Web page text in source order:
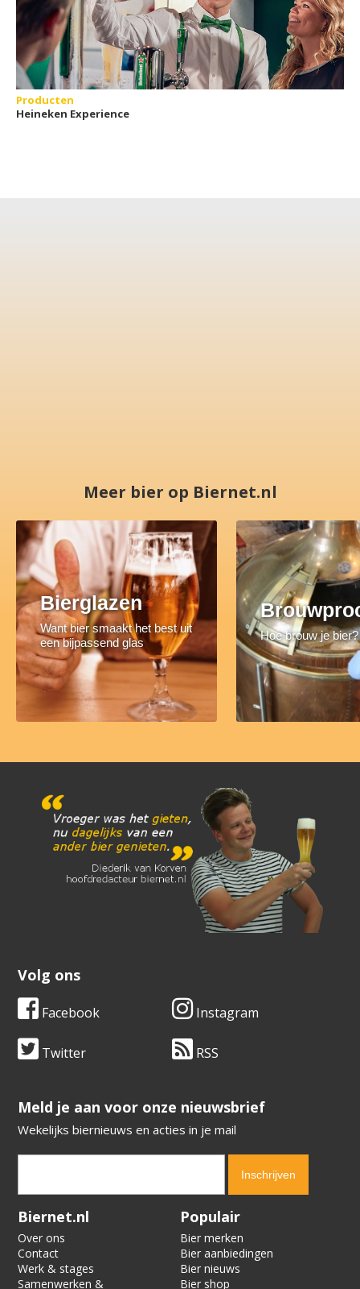
Producten
Heineken Experience
Meer bier op Biernet.nl
Bierglazen
Want bier smaakt het best uit
een bijpassend glas
Hoe brouw je bier?
Volg ons
Facebook Instagram
Twitter RSS
​​​​​​​Meld je aan voor onze nieuwsbrief
Wekelijks biernieuws en acties in je mail
Verification code:
Biernet.nl
Over ons
Contact
Werk & stages
Samenwerken &
Populair
Bier merken
Bier aanbiedingen
Bier nieuws
Bier shop